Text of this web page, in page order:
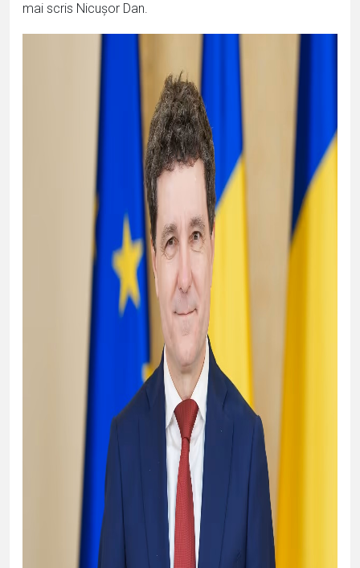
mai scris Nicușor Dan.